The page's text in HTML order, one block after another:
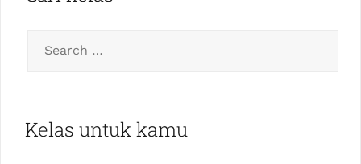
Kelas untuk kamu